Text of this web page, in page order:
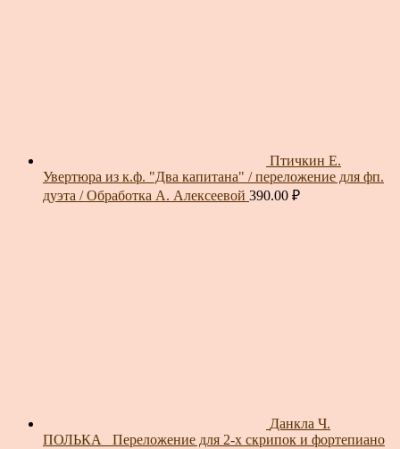
Птичкин Е.
Увертюра из к.ф. "Два капитана" / переложение для фп.
дуэта / Обработка А. Алексеевой 390.00 ₽
Данкла Ч.
ПОЛЬКА_ Переложение для 2-х скрипок и фортепиано